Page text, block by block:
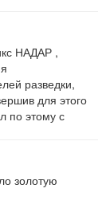
НАДАР ,
разведки,
для этого
по этому с
золотую